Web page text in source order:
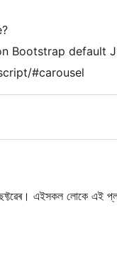
Bootstrap default
#carousel
এইসকল লোকে এই